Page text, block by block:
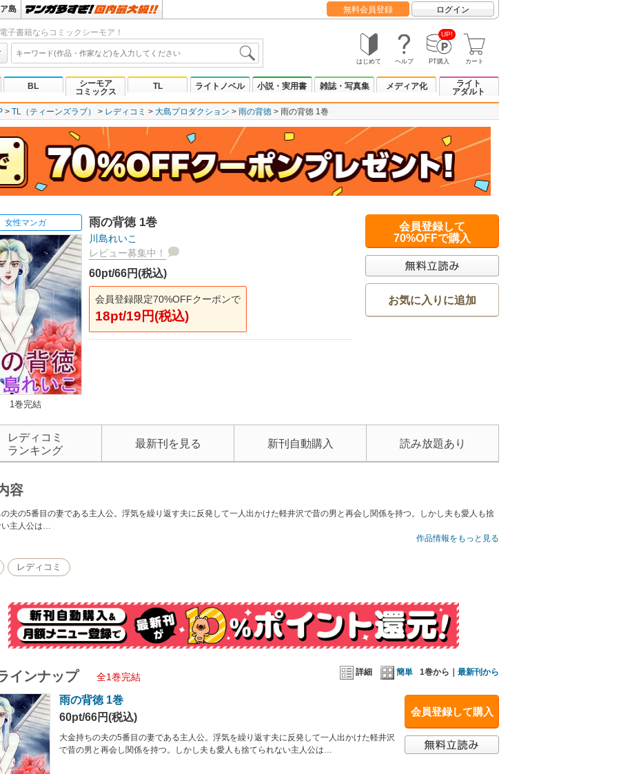
島 無料会員登録 ログイン
子書籍ならコミックシーモア！
はじめて ヘルプ
UP!
PT購入 カート
BL
シーモア
コミックス
TL ライトノベル 小説・実用書 雑誌・写真集 メディア化
ライト
アダルト
TL（ティーンズラブ） レディコミ 大島プロダクション 雨の背徳 雨の背徳 1巻
女性マンガ
1巻完結
雨の背徳 1巻
川島れいこ
レビュー募集中！
60pt/66円(税込)
会員登録限定70%OFFクーポンで
18pt/19円(税込)
会員登録して
70%OFFで購入
お気に入りに追加
レディコミ
ランキング
最新刊を見る 新刊自動購入 読み放題あり
容
夫の5番目の妻である主人公。浮気を繰り返す夫に反発して一人出かけた軽井沢で昔の男と再会し関係を持つ。しかし夫も愛人も捨
い主人公は…
作品情報をもっと見る
レディコミ
詳細 簡単 1巻から｜ 最新刊から
インナップ 全1巻完結
会員登録して購入
雨の背徳 1巻
60pt/66円(税込)
大金持ちの夫の5番目の妻である主人公。浮気を繰り返す夫に反発して一人出かけた軽井沢
で昔の男と再会し関係を持つ。しかし夫も愛人も捨てられない主人公は…